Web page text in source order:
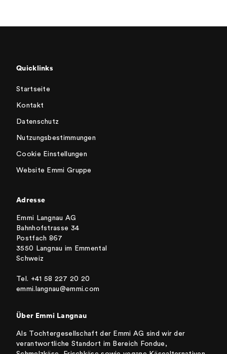
Quicklinks
Startseite
Kontakt
Datenschutz
Nutzungsbestimmungen
Cookie Einstellungen
Website Emmi Gruppe
Adresse
Emmi Langnau AG
Bahnhofstrasse 34
Postfach 867
3550 Langnau im Emmental
Schweiz
Tel. +41 58 227 20 20
emmi.langnau@emmi.com
Über Emmi Langnau
Als Tochtergesellschaft der Emmi AG sind wir der
verantwortliche Standort im Bereich Fondue,